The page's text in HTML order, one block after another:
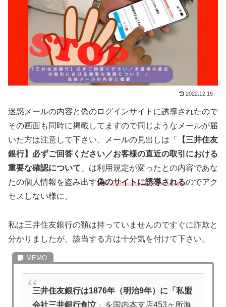
2022.12.15
迷惑メールの内容と偽のログインサイトに誘導されたので
その画面も同時に掲載してますので同じようなメールが届
いた方は注意して下さい、メールの見出しは「
【三井住友
銀行】必ずご回答ください／お客様の直近の取引における
重要な確認について 」は利用規定が変ったとの内容であな
たの個人情報を盗み出す偽のサイトに誘導されるのでアク
セスしない様に。
私は三井住友銀行の類は持っていませんのですぐに詐欺と
分かりましたが、該当する方は十分気を付けて下さい。
三井住友銀行は1876年（明治9年）に「私盟
会社三井銀行創立 」を国内本支店453ヶ所海